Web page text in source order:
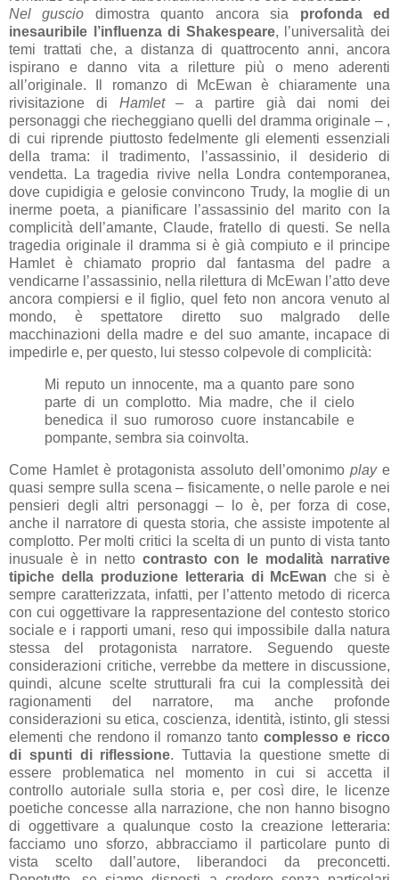
Nel guscio dimostra quanto ancora sia profonda ed
inesauribile l’influenza di Shakespeare, l’universalità dei
temi trattati che, a distanza di quattrocento anni, ancora
ispirano e danno vita a riletture più o meno aderenti
all’originale. Il romanzo di McEwan è chiaramente una
rivisitazione di Hamlet– a partire già dai nomi dei
personaggi che riecheggiano quelli del dramma originale – ,
di cui riprende piuttosto fedelmente gli elementi essenziali
della trama: il tradimento, l’assassinio, il desiderio di
vendetta. La tragedia rivive nella Londra contemporanea,
dove cupidigia e gelosie convincono Trudy, la moglie di un
inerme poeta, a pianificare l’assassinio del marito con la
complicità dell’amante, Claude, fratello di questi. Se nella
tragedia originale il dramma si è già compiuto e il principe
Hamlet è chiamato proprio dal fantasma del padre a
vendicarne l’assassinio, nella rilettura di McEwan l’atto deve
ancora compiersi e il figlio, quel feto non ancora venuto al
mondo, è spettatore diretto suo malgrado delle
macchinazioni della madre e del suo amante, incapace di
impedirle e, per questo, lui stesso colpevole di complicità:
Mi reputo un innocente, ma a quanto pare sono
parte di un complotto. Mia madre, che il cielo
benedica il suo rumoroso cuore instancabile e
pompante, sembra sia coinvolta.
Come Hamlet è protagonista assoluto dell’omonimo play e
quasi sempre sulla scena – fisicamente, o nelle parole e nei
pensieri degli altri personaggi – lo è, per forza di cose,
anche il narratore di questa storia, che assiste impotente al
complotto. Per molti critici la scelta di un punto di vista tanto
inusuale è in netto contrasto con le modalità narrative
tipiche della produzione letteraria di McEwan che si è
sempre caratterizzata, infatti, per l’attento metodo di ricerca
con cui oggettivare la rappresentazione del contesto storico
sociale e i rapporti umani, reso qui impossibile dalla natura
stessa del protagonista narratore. Seguendo queste
considerazioni critiche, verrebbe da mettere in discussione,
quindi, alcune scelte strutturali fra cui la complessità dei
ragionamenti del narratore, ma anche profonde
considerazioni su etica, coscienza, identità, istinto, gli stessi
elementi che rendono il romanzo tanto complesso e ricco
di spunti di riflessione. Tuttavia la questione smette di
essere problematica nel momento in cui si accetta il
controllo autoriale sulla storia e, per così dire, le licenze
poetiche concesse alla narrazione, che non hanno bisogno
di oggettivare a qualunque costo la creazione letteraria:
facciamo uno sforzo, abbracciamo il particolare punto di
vista scelto dall’autore, liberandoci da preconcetti.